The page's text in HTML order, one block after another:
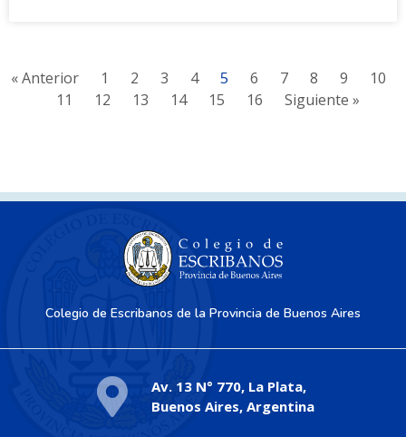
« Anterior 1 2 3 4 5 6 7 8 9
10
11
12 13 14 15 16 Siguiente »
Colegio de Escribanos de la Provincia de Buenos Aires
Av. 13 N° 770, La Plata,
Buenos Aires, Argentina